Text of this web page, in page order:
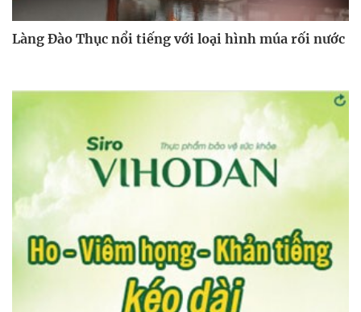
Làng Đào Thục nổi tiếng với loại hình múa rối nước